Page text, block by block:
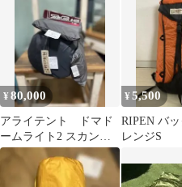
¥80,000
アライテント ドマド
ームライト2 スカンジ
ウムフレーム アンダ
ーシート付き
¥5,500
RIPEN バ
レンジS